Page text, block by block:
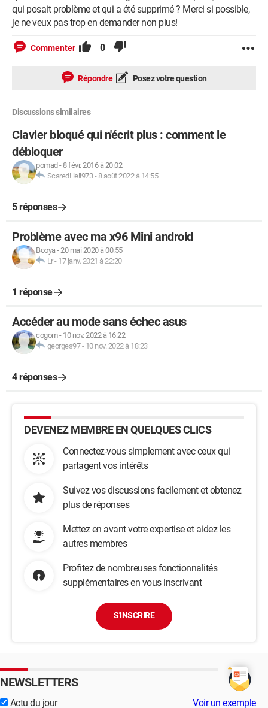
qui posait problème et qui a été supprimé ? Merci si possible,
je ne veux pas trop en demander non plus!
Commenter 0
Répondre Posez votre question
Discussions similaires
Clavier bloqué qui n'écrit plus : comment le
débloquer
pomad-8 févr. 2016 à 20:02
ScaredHell973- 8 août 2022 à 14:55
5 réponses
Problème avec ma x96 Mini android
Booya -20 mai 2020 à 00:55
Lr- 17 janv. 2021 à 22:20
1 réponse
Accéder au mode sans échec asus
cogom- 10 nov. 2022 à 16:22
georges97- 10 nov. 2022 à 18:23
4 réponses
DEVENEZ MEMBRE EN QUELQUES CLICS
Connectez-vous simplement avec ceux qui
partagent vos intérêts
Suivez vos discussions facilement et obtenez
plus de réponses
Mettez en avant votre expertise et aidez les
autres membres
Profitez de nombreuses fonctionnalités
supplémentaires en vous inscrivant
S'INSCRIRE
NEWSLETTERS
Actu du jour Voir un exemple